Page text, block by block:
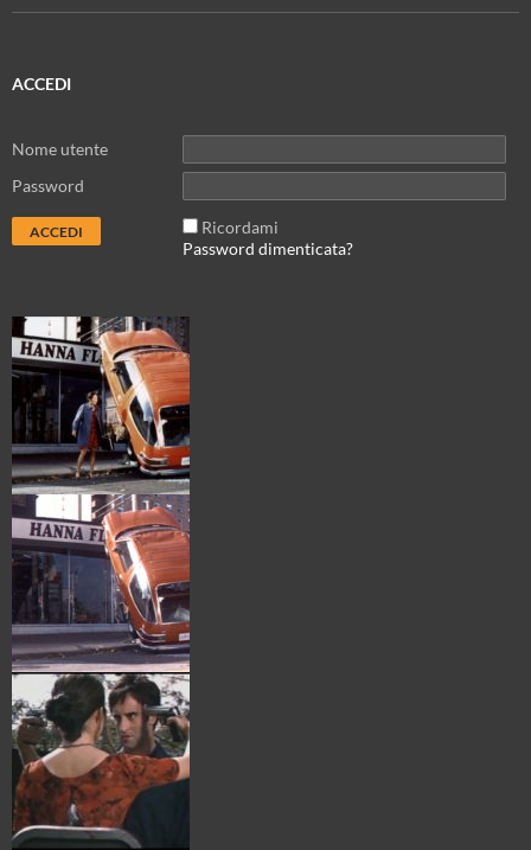
ACCEDI
Nome utente
Password
Ricordami
Password dimenticata?